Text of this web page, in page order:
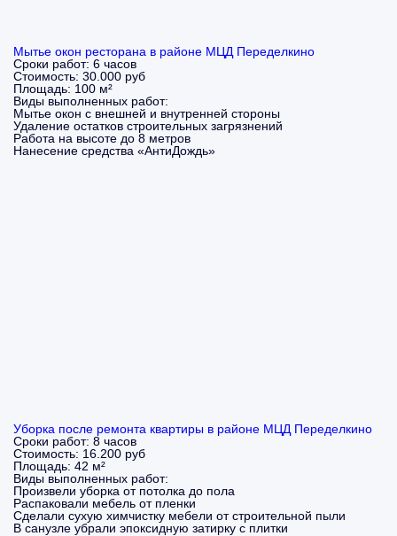
Мытье окон ресторана в районе МЦД Переделкино
Сроки работ: 6 часов
Стоимость: 30.000 руб
Площадь: 100 м²
Виды выполненных работ:
Мытье окон с внешней и внутренней стороны
Удаление остатков строительных загрязнений
Работа на высоте до 8 метров
Нанесение средства «АнтиДождь»
Уборка после ремонта квартиры в районе МЦД Переделкино
Сроки работ: 8 часов
Стоимость: 16.200 руб
Площадь: 42 м²
Виды выполненных работ:
Произвели уборка от потолка до пола
Распаковали мебель от пленки
Сделали сухую химчистку мебели от строительной пыли
В санузле убрали эпоксидную затирку с плитки